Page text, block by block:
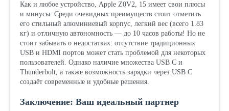
Как и любое устройство, Apple Z0V2, 15 имеет свои плюсы
и минусы. Среди очевидных преимуществ стоит отметить
его стильный алюминиевый корпус, легкий вес (всего 1.83
кг) и отличную автономность — до 10 часов работы! Но не
стоит забывать о недостатках: отсутствие традиционных
USB и HDMI портов может стать проблемой для некоторых
пользователей. Однако наличие множества USB C и
Thunderbolt, а также возможность зарядки через USB C
создаёт современные и удобные решения.
Заключение: Ваш идеальный партнер